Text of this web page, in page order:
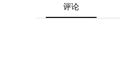
评论